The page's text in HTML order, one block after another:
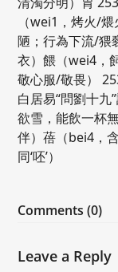
（wei1，烤火/
陋；行為下流/猥
衣）餵（wei4，
敬心服/敬畏）
白居易“問劉十九
欲雪，能飲一杯
伴）蓓（bei4，
同‘呸’）
Comments (0)
Leave a Reply